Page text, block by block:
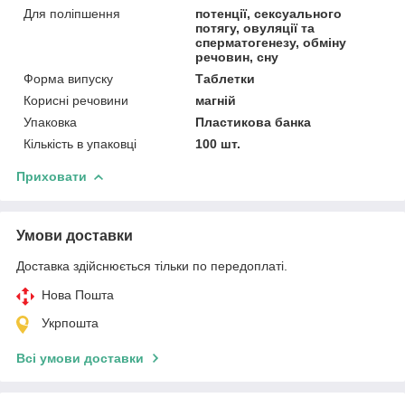
Для поліпшення
потенції, сексуального
потягу, овуляції та
сперматогенезу, обміну
речовин, сну
Форма випуску
Таблетки
Корисні речовини
магній
Упаковка
Пластикова банка
Кількість в упаковці
100 шт.
Приховати
Умови доставки
Доставка здійснюється тільки по передоплаті.
Нова Пошта
Укрпошта
Всі умови доставки